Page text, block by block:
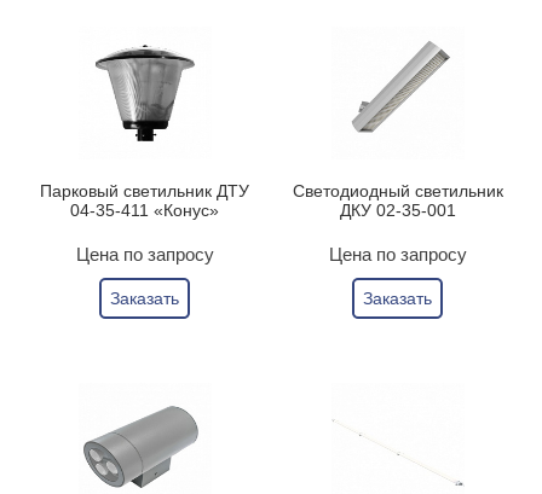
Парковый светильник ДТУ
04-35-411 «Конус»
Цена по запросу
Заказать
Светодиодный светильник
ДКУ 02-35-001
Цена по запросу
Заказать